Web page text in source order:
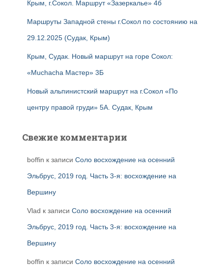
Крым, г.Сокол. Маршрут «Зазеркалье» 4б
Маршруты Западной стены г.Сокол по состоянию на
29.12.2025 (Судак, Крым)
Крым, Судак. Новый маршрут на горе Сокол:
«Muchacha Мастер» 3Б
Новый альпинистский маршрут на г.Сокол «По
центру правой груди» 5А. Судак, Крым
Свежие комментарии
boffin к записи Соло восхождение на осенний
Эльбрус, 2019 год. Часть 3-я: восхождение на
Вершину
Vlad к записи Соло восхождение на осенний
Эльбрус, 2019 год. Часть 3-я: восхождение на
Вершину
boffin к записи Соло восхождение на осенний